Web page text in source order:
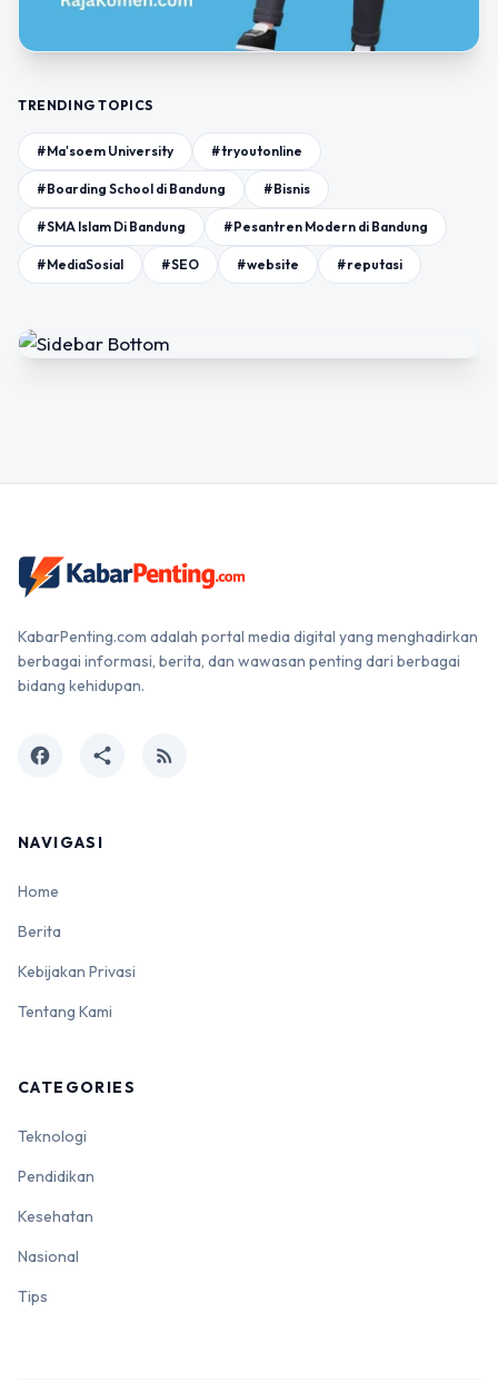
TRENDING TOPICS
#Ma'soem University #tryoutonline
#Boarding School di Bandung #Bisnis
#SMA Islam Di Bandung #Pesantren Modern di Bandung
#MediaSosial #SEO #website #reputasi
KabarPenting.com adalah portal media digital yang menghadirkan
berbagai informasi, berita, dan wawasan penting dari berbagai
bidang kehidupan.
facebook share rss_feed
NAVIGASI
Home
Berita
Kebijakan Privasi
Tentang Kami
CATEGORIES
Teknologi
Pendidikan
Kesehatan
Nasional
Tips